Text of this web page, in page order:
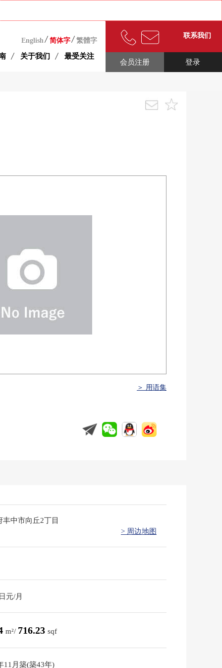
English 简体字 繁體字
关于我们 最受关注
联系我们
登录
会员注册
＞ 用语集
丰中市向丘2丁目
> 周边地图
元/月
m²/ 716.23 sqf
11月築(築43年)